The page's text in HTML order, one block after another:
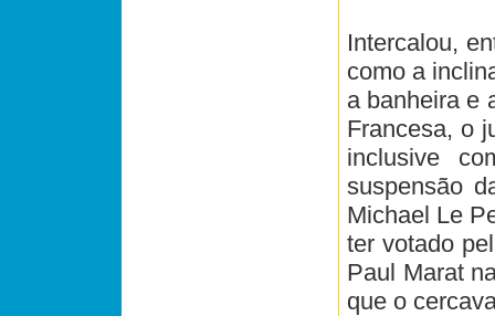
Intercalou,
como a
a banheira e
Francesa, o
inclusive
suspensão
Michael Le
ter votado
Paul Marat
que o